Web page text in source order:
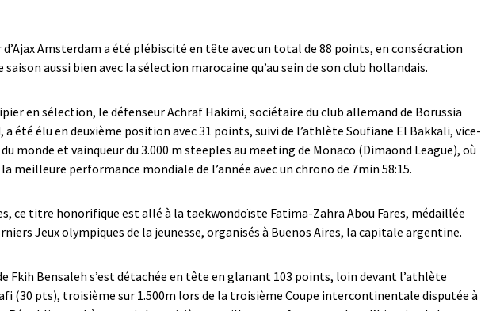
d’Ajax Amsterdam a été plébiscité en tête avec un total de 88 points, en consécration
saison aussi bien avec la sélection marocaine qu’au sein de son club hollandais.
en sélection, le défenseur Achraf Hakimi, sociétaire du club allemand de Borussia
a été élu en deuxième position avec 31 points, suivi de l’athlète Soufiane El Bakkali, vice-
monde et vainqueur du 3.000 m steeples au meeting de Monaco (Dimaond League), où
meilleure performance mondiale de l’année avec un chrono de 7min 58:15.
ce titre honorifique est allé à la taekwondoïste Fatima-Zahra Abou Fares, médaillée
Jeux olympiques de la jeunesse, organisés à Buenos Aires, la capitale argentine.
Fkih Bensaleh s’est détachée en tête en glanant 103 points, loin devant l’athlète
(30 pts), troisième sur 1.500m lors de la troisième Coupe intercontinentale disputée à